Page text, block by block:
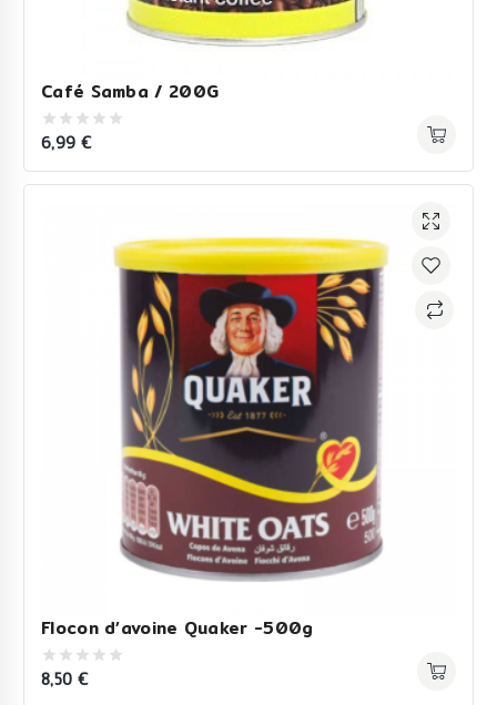
Café Samba / 200G
0
of
5
6,99 €
Flocon d’avoine Quaker -500g
0
8,50 €